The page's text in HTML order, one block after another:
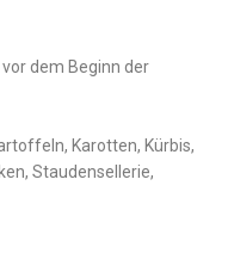
dem Beginn der
Karotten, Kürbis,
Staudensellerie,